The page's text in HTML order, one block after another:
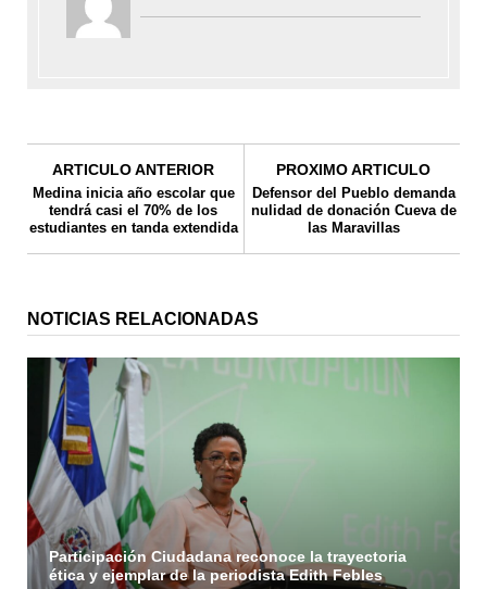
ARTICULO ANTERIOR
Medina inicia año escolar que
tendrá casi el 70% de los
estudiantes en tanda extendida
PROXIMO ARTICULO
Defensor del Pueblo demanda
nulidad de donación Cueva de
las Maravillas
NOTICIAS RELACIONADAS
Participación Ciudadana reconoce la trayectoria
ética y ejemplar de la periodista Edith Febles